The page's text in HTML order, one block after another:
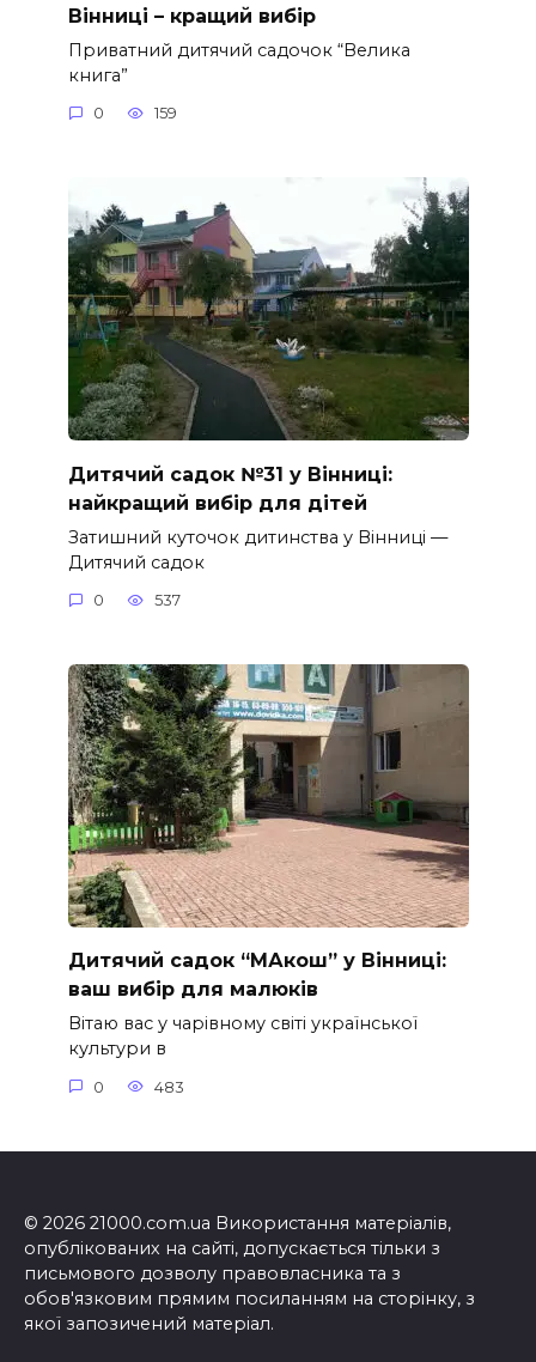
Вінниці – кращий вибір
Приватний дитячий садочок “Велика
книга”
0 159
Дитячий садок №31 у Вінниці:
найкращий вибір для дітей
Затишний куточок дитинства у Вінниці —
Дитячий садок
0 537
Дитячий садок “МАкош” у Вінниці:
ваш вибір для малюків
Вітаю вас у чарівному світі української
культури в
0 483
© 2026 21000.com.ua Використання матеріалів,
опублікованих на сайті, допускається тільки з
письмового дозволу правовласника та з
обов'язковим прямим посиланням на сторінку, з
якої запозичений матеріал.